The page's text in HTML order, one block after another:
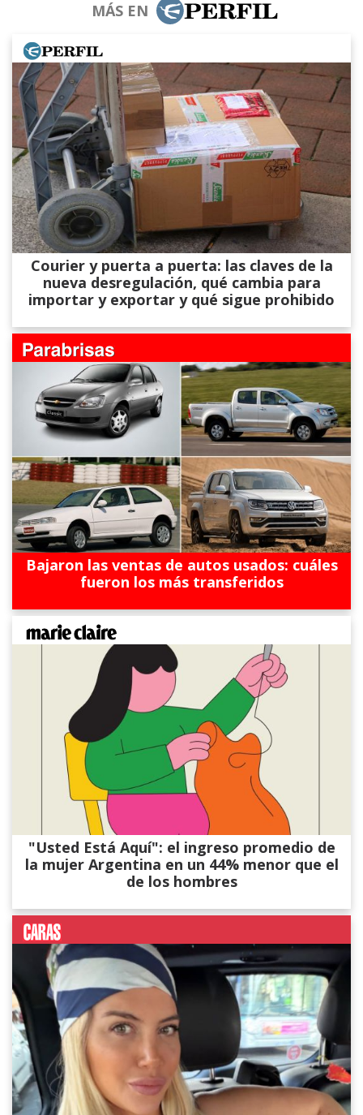
MÁS EN
Courier y puerta a puerta: las claves de la
nueva desregulación, qué cambia para
importar y exportar y qué sigue prohibido
Bajaron las ventas de autos usados: cuáles
fueron los más transferidos
"Usted Está Aquí": el ingreso promedio de
la mujer Argentina en un 44% menor que el
de los hombres